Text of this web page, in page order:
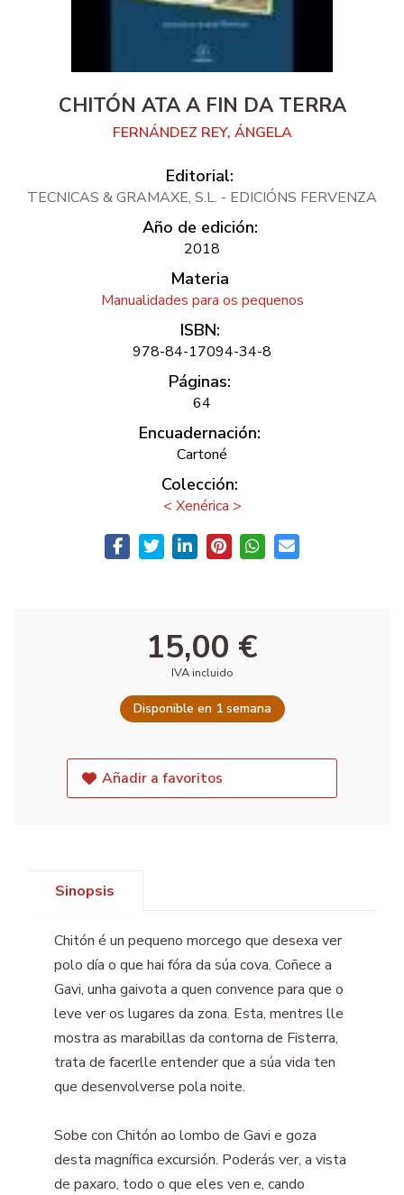
CHITÓN ATA A FIN DA TERRA
FERNÁNDEZ REY, ÁNGELA
Editorial:
TECNICAS & GRAMAXE, S.L. - EDICIÓNS FERVENZA
Año de edición:
2018
Materia
Manualidades para os pequenos
ISBN:
978-84-17094-34-8
Páginas:
64
Encuadernación:
Cartoné
Colección:
< Xenérica >
15,00 €
IVA incluido
Disponible en 1 semana
Añadir a favoritos
Sinopsis
Chitón é un pequeno morcego que desexa ver
polo día o que hai fóra da súa cova. Coñece a
Gavi, unha gaivota a quen convence para que o
leve ver os lugares da zona. Esta, mentres lle
mostra as marabillas da contorna de Fisterra,
trata de facerlle entender que a súa vida ten
que desenvolverse pola noite.
Sobe con Chitón ao lombo de Gavi e goza
desta magnífica excursión. Poderás ver, a vista
de paxaro, todo o que eles ven e, cando